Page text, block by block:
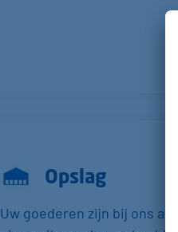
Opslag
Uw goederen zijn bij ons